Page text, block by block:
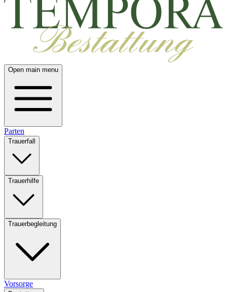
Open main menu
Parten
Trauerfall
Trauerhilfe
Trauerbegleitung
Vorsorge